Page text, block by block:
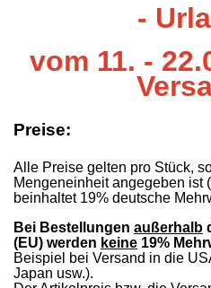
-
vom 11. -
Preise:
Alle Preise gelten pro Stück,
Mengeneinheit angegeben ist
beinhaltet 19% deutsche
Bei Bestellungenaußerhalb
(EU) werden keine 19%
Beispiel bei Versand in die
Japan usw.).